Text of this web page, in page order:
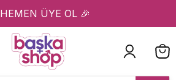
ÜYE OL 🎉
1 2